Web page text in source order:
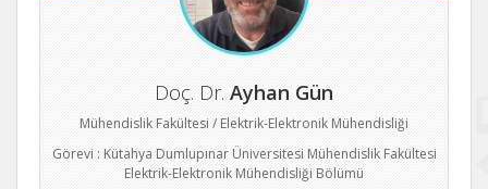
Doç. Dr. Ayhan Gün
Mühendislik Fakültesi / Elektrik-Elektronik Mühendisliği
Görevi : Kütahya Dumlupınar Üniversitesi Mühendislik Fakültesi
Elektrik-Elektronik Mühendisliği Bölümü